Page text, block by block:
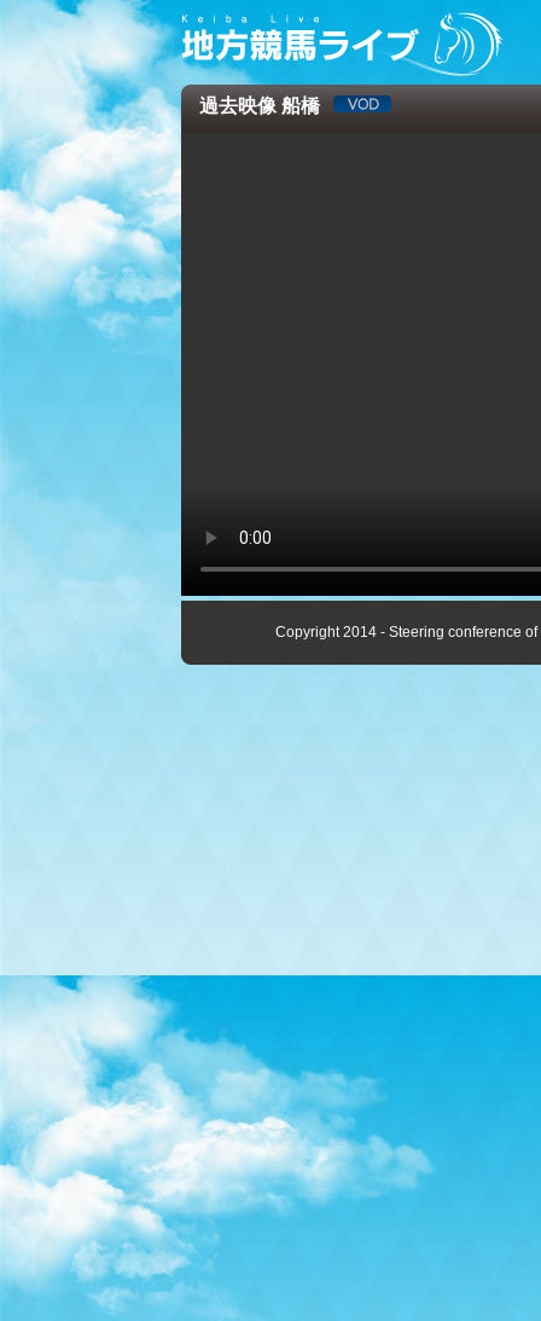
過去映像 船橋
Copyright 2014 - Steering conference